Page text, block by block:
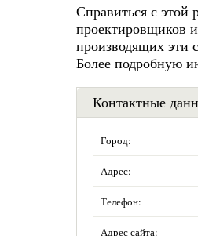
Справиться с этой
проектировщиков
производящих эти
Более подробную
Контактные
Город:
Адрес:
Телефон:
Адрес сайта: